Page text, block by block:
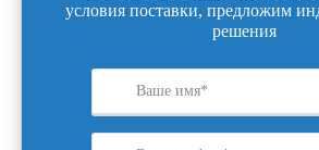
условия поставки, предложим
решения